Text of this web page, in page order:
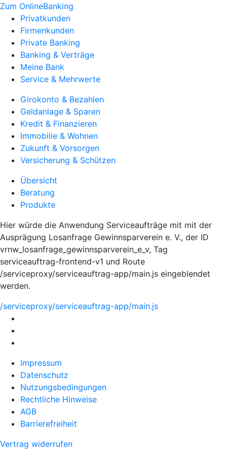
Zum OnlineBanking
Privatkunden
Firmenkunden
Private Banking
Banking & Verträge
Meine Bank
Service & Mehrwerte
Girokonto & Bezahlen
Geldanlage & Sparen
Kredit & Finanzieren
Immobilie & Wohnen
Zukunft & Vorsorgen
Versicherung & Schützen
Übersicht
Beratung
Produkte
Hier würde die Anwendung Serviceaufträge mit mit der
Ausprägung Losanfrage Gewinnsparverein e. V., der ID
vrnw_losanfrage_gewinnsparverein_e_v, Tag
serviceauftrag-frontend-v1 und Route
/serviceproxy/serviceauftrag-app/main.js eingeblendet
werden.
/serviceproxy/serviceauftrag-app/main.js
Impressum
Datenschutz
Nutzungsbedingungen
Rechtliche Hinweise
AGB
Barrierefreiheit
Vertrag widerrufen